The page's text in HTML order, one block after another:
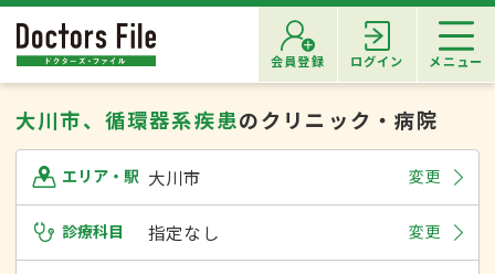
会員登録 ログイン メニュー
大川市、循環器系疾患のクリニック・病院
エリア・駅 大川市 変更
診療科目 指定なし 変更